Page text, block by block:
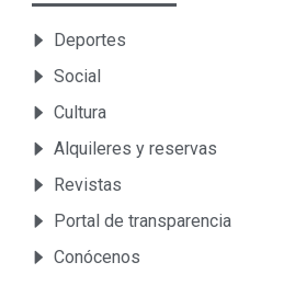
Deportes
Social
Cultura
Alquileres y reservas
Revistas
Portal de transparencia
Conócenos